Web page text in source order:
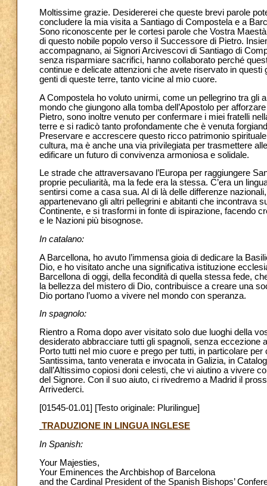
Moltissime grazie. Desidererei che queste brevi parole
concludere la mia visita a Santiago di Compostela e a
Sono riconoscente per le cortesi parole che Vostra
di questo nobile popolo verso il Successore di Pietro.
accompagnano, ai Signori Arcivescovi di Santiago di
senza risparmiare sacrifici, hanno collaborato perché
continue e delicate attenzioni che avete riservato in questi
genti di queste terre, tanto vicine al mio cuore.
A Compostela ho voluto unirmi, come un pellegrino tra gli
mondo che giungono alla tomba dell’Apostolo per
Pietro, sono inoltre venuto per confermare i miei fratelli
terre e si radicò tanto profondamente che è venuta
Preservare e accrescere questo ricco patrimonio
cultura, ma è anche una via privilegiata per trasmettere
edificare un futuro di convivenza armoniosa e solidale.
Le strade che attraversavano l’Europa per raggiungere
proprie peculiarità, ma la fede era la stessa. C’era un
sentirsi come a casa sua. Al di là delle differenze
appartenevano gli altri pellegrini e abitanti che incontrava
Continente, e si trasformi in fonte di ispirazione, facendo
e le Nazioni più bisognose.
In catalano:
A Barcellona, ho avuto l’immensa gioia di dedicare la
Dio, e ho visitato anche una significativa istituzione
Barcellona di oggi, della fecondità di quella stessa fede,
la bellezza del mistero di Dio, contribuisce a creare una
Dio portano l’uomo a vivere nel mondo con speranza.
In spagnolo:
Rientro a Roma dopo aver visitato solo due luoghi della
desiderato abbracciare tutti gli spagnoli, senza
Porto tutti nel mio cuore e prego per tutti, in particolare
Santissima, tanto venerata e invocata in Galizia, in
dall’Altissimo copiosi doni celesti, che vi aiutino a vivere
del Signore. Con il suo aiuto, ci rivedremo a Madrid il
Arrivederci.
[01545-01.01] [Testo originale: Plurilingue]
TRADUZIONE IN LINGUA INGLESE
In Spanish:
Your Majesties,
Your Eminences the Archbishop of Barcelona
and the Cardinal President of the Spanish Bishops’